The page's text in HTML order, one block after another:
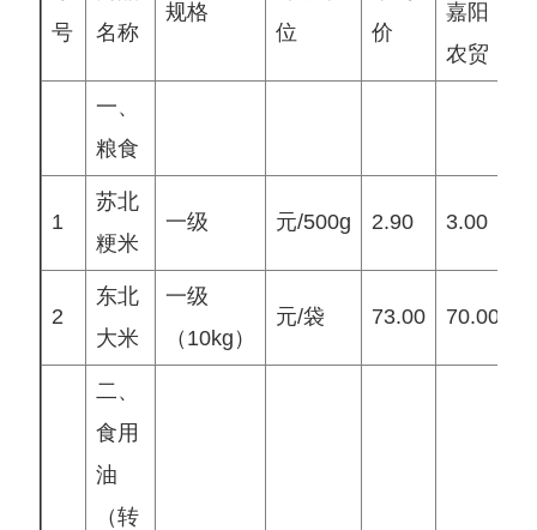
号
名称
规格
位
价
嘉阳
农贸
一、
粮食
1
苏北
粳米
一级 元/500g 2.90 3.00
2
东北
大米
一级
（10kg）
元/袋 73.00 70.00
二、
食用
油
（转